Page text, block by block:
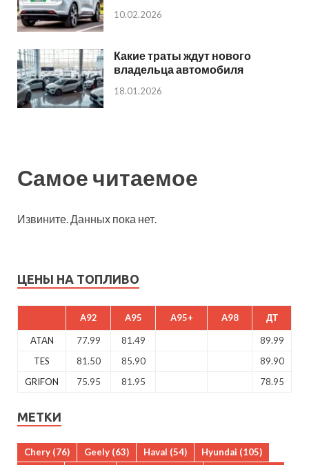
10.02.2026
Какие траты ждут нового
владельца автомобиля
18.01.2026
Самое читаемое
Извините. Данных пока нет.
ЦЕНЫ НА ТОПЛИВО
A92 A95 A95+ A98 ДТ
ATAN 77.99 81.49
89.99
TES
81.50 85.90
89.90
GRIFON
75.95 81.95 78.95
МЕТКИ
Chery (76) Geely (63) Haval (54) Hyundai (105)